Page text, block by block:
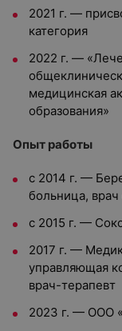
2021 г. —
категория
2022 г. —
медицинская
образования»
Опыт работы
с 2014 г. —
больница,
с 2015 г. —
2017 г. —
управляющая
врач-терапевт
2023 г. — ООО